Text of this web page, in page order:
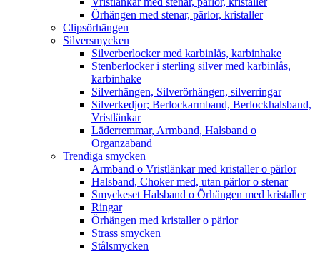
Örhängen med stenar, pärlor, kristaller
Clipsörhängen
Silversmycken
Silverberlocker med karbinlås, karbinhake
Stenberlocker i sterling silver med karbinlås,
karbinhake
Silverhängen, Silverörhängen, silverringar
Silverkedjor; Berlockarmband, Berlockhalsband,
Vristlänkar
Läderremmar, Armband, Halsband o
Organzaband
Trendiga smycken
Armband o Vristlänkar med kristaller o pärlor
Halsband, Choker med, utan pärlor o stenar
Smyckeset Halsband o Örhängen med kristaller
Ringar
Örhängen med kristaller o pärlor
Strass smycken
Stålsmycken